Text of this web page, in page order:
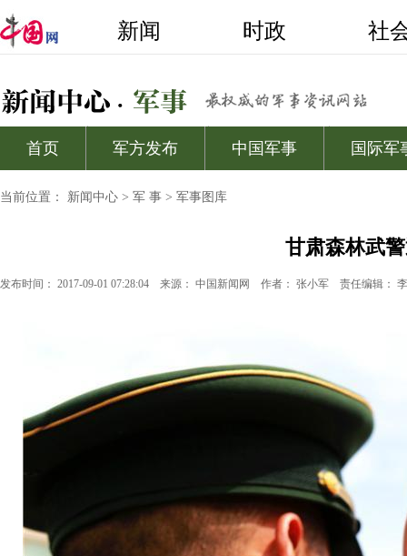
当前位置： 新闻中心 > 军 事 > 军事图库
甘肃森林武
发布时间： 2017-09-01 07:28:04 来源： 中国新闻网 作者： 张小军 责任编辑：